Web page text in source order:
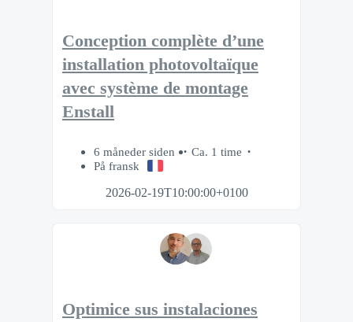
Conception complète d’une
installation photovoltaïque
avec système de montage
Enstall
6 måneder siden
Ca. 1 time
På fransk
2026-02-19T10:00:00+0100
Optimice sus instalaciones